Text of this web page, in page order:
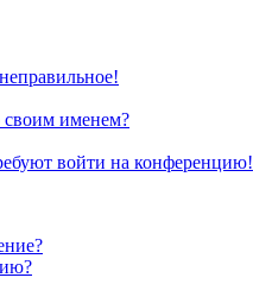
своим именем?
войти на конференцию!